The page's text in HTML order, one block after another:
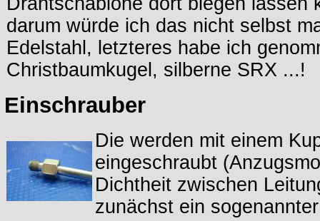
darum würde ich das nicht selbst
Edelstahl, letzteres habe ich
Christbaumkugel, silberne SRX ...!
Einschrauber
Die werden mit einem
eingeschraubt
Dichtheit zwischen
zunächst ein